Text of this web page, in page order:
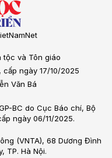
tộc và Tôn giáo
cấp ngày 17/10/2025
Văn Bá
BC do Cục Báo chí, Bộ
ngày 06/11/2025.
(VNTA), 68 Dương Đình
TP. Hà Nội.